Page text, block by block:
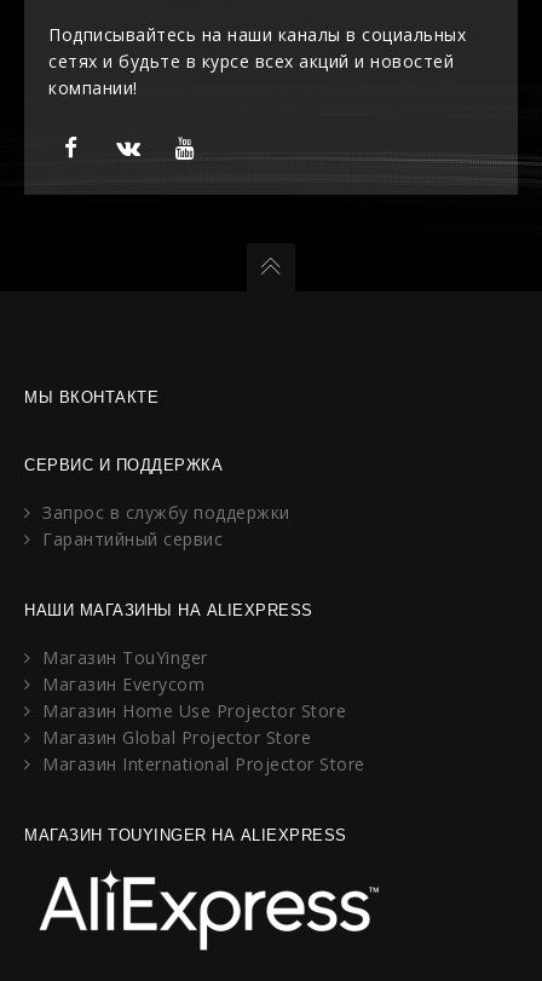
Подписывайтесь на наши каналы в социальных
сетях и будьте в курсе всех акций и новостей
компании!
МЫ ВКОНТАКТЕ
СЕРВИС И ПОДДЕРЖКА
Запрос в службу поддержки
Гарантийный сервис
НАШИ МАГАЗИНЫ НА ALIEXPRESS
Магазин TouYinger
Магазин Everycom
Магазин Home Use Projector Store
Магазин Global Projector Store
Магазин International Projector Store
МАГАЗИН TOUYINGER НА ALIEXPRESS